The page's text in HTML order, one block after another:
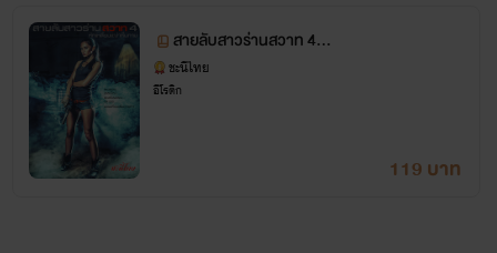
และเธอ...ยอมเสี่ยงเพื่อภารกิจ
เมื่อสายลับสาวอย่างพลอยนภัสร์ถูกเส็งจับตัวไปบำเรอกาม แถม
ยังส่งต่อให้นายพลพลกฤต ที่เบื้องหน้าเป็นคนดี แต่เบื้องหลังคือ
สายลับสาวร่านสวาท 4 หั
กเหลี่ยมเฒ่าหื่นกาม
ชะนีไทย
อีโรติก
119 บาท